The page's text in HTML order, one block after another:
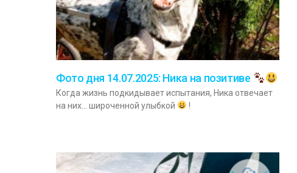
Фото дня 14.07.2025: Ника на позитиве
Когда жизнь подкидывает испытания, Ника отвечает
на них… широченной улыбкой
!